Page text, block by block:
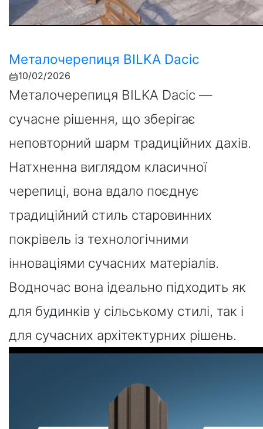
Металочерепиця BILKA Dacic
10/02/2026
Металочерепиця BILKA Dacic —
сучасне рішення, що зберігає
неповторний шарм традиційних дахів.
Натхненна виглядом класичної
черепиці, вона вдало поєднує
традиційний стиль старовинних
покрівель із технологічними
інноваціями сучасних матеріалів.
Водночас вона ідеально підходить як
для будинків у сільському стилі, так і
для сучасних архітектурних рішень.